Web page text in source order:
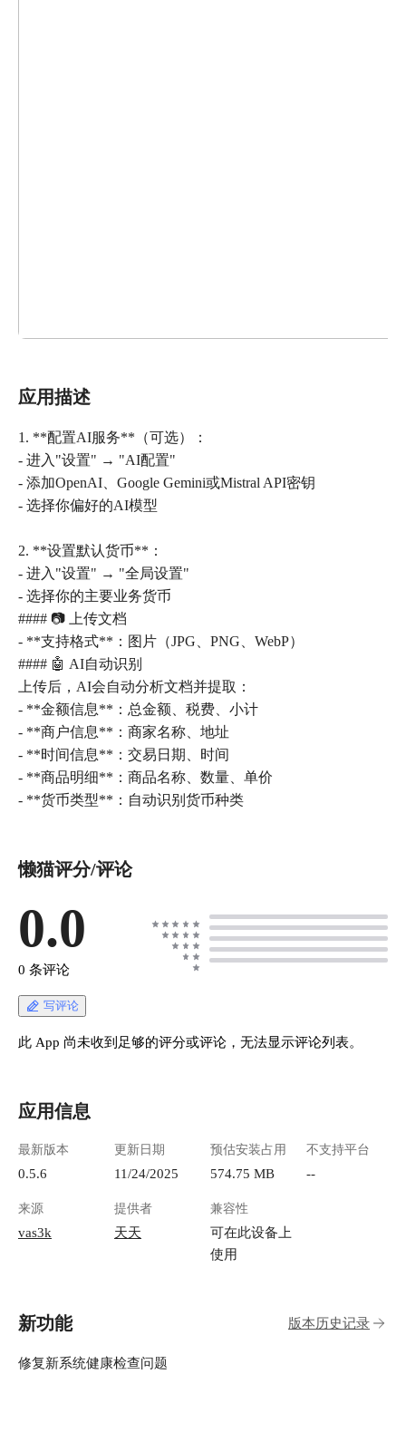
应用描述
1. **配置AI服务**（可选）：
- 进入"设置" → "AI配置"
- 添加OpenAI、Google Gemini或Mistral API密钥
- 选择你偏好的AI模型
2. **设置默认货币**：
- 进入"设置" → "全局设置"
- 选择你的主要业务货币
#### 📷 上传文档
- **支持格式**：图片（JPG、PNG、WebP）
#### 🤖 AI自动识别
上传后，AI会自动分析文档并提取：
- **金额信息**：总金额、税费、小计
- **商户信息**：商家名称、地址
- **时间信息**：交易日期、时间
- **商品明细**：商品名称、数量、单价
- **货币类型**：自动识别货币种类
懒猫评分/评论
0.0
0 条评论
写评论
此 App 尚未收到足够的评分或评论，无法显示评论列表。
应用信息
最新版本
0.5.6
更新日期
11/24/2025
预估安装占用
574.75 MB
不支持平台
--
来源
vas3k
提供者
天天
兼容性
可在此设备上
使用
新功能 版本历史记录
修复新系统健康检查问题